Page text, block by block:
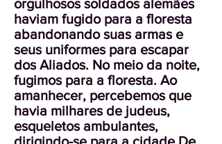
orgulhosos soldados alemães
haviam fugido para a floresta
abandonando suas armas e
seus uniformes para escapar
dos Aliados. No meio da noite,
fugimos para a floresta. Ao
amanhecer, percebemos que
havia milhares de judeus,
esqueletos ambulantes,